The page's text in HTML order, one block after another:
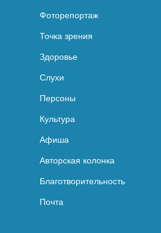
Фоторепортаж
Точка зрения
Здоровье
Слухи
Персоны
Культура
Афиша
Авторская колонка
Благотворительность
Почта